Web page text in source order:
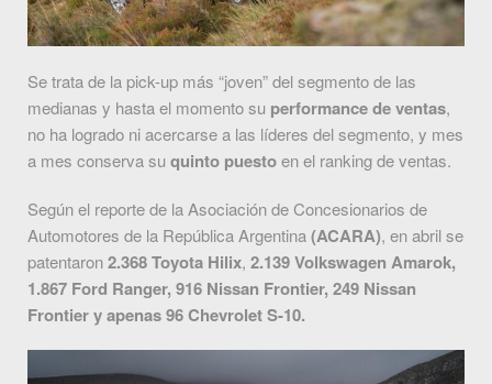
Se trata de la pick-up más “joven” del segmento de las
medianas y hasta el momento su performance de ventas,
no ha logrado ni acercarse a las líderes del segmento, y mes
a mes conserva su quinto puestoen el ranking de ventas.
Según el reporte de la Asociación de Concesionarios de
Automotores de la República Argentina(ACARA), en abril se
patentaron2.368 Toyota Hilix, 2.139 Volkswagen Amarok,
1.867 Ford Ranger, 916 Nissan Frontier, 249 Nissan
Frontier y apenas 96 Chevrolet S-10.